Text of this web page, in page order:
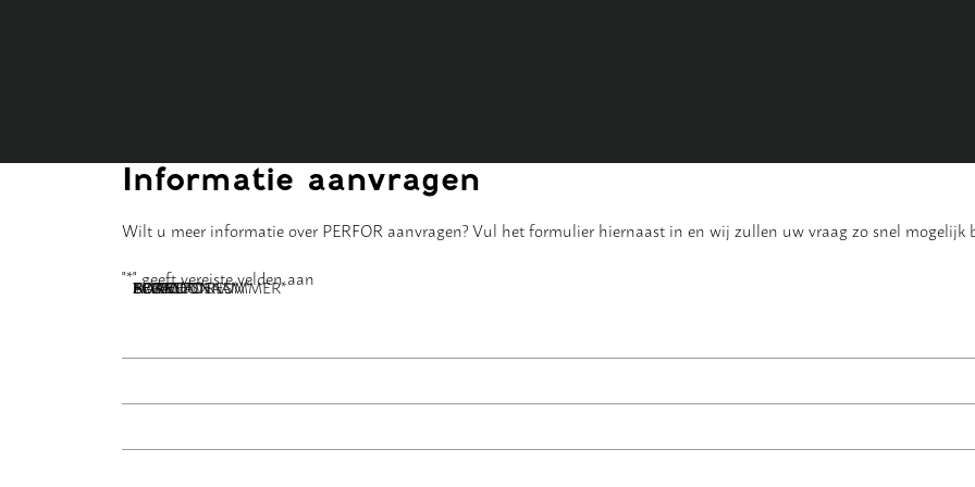
Informatie aanvragen
Wilt u meer informatie over PERFOR aanvragen? Vul het formulier hiernaast in en wij zullen uw vraag zo snel mogelijk
"*" geeft vereiste velden aan
NAAM*
BEDRIJFSNAAM*
E-MAILADRES*
TELEFOONNUMMER*
POSTCODE
ADRES
BERICHT*